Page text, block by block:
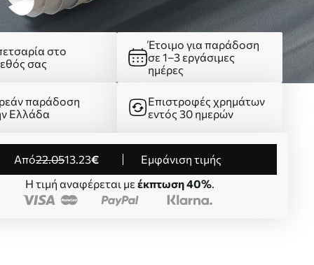
στο
σας
Έτοιμο για παράδοση
σε 1–3 εργάσιμες
ημέρες
παράδοση
Ελλάδα
Επιστροφές χρημάτων
εντός 30 ημερών
από22.0513.23€
Εμφάνιση τιμής
Η τιμή αναφέρεται με έκπτωση 40%.